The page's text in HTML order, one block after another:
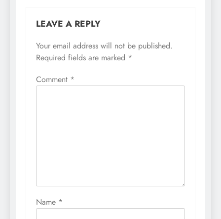
LEAVE A REPLY
Your email address will not be published.
Required fields are marked *
Comment *
Name *